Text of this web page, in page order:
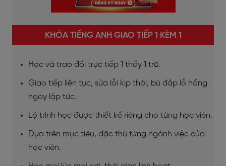
KHÓA TIẾNG ANH GIAO TIẾP 1 KÈM 1
Học và trao đổi trực tiếp 1 thầy 1 trò.
Giao tiếp liên tục, sửa lỗi kịp thời, bù đắp lỗ hổng
ngay lập tức.
Lộ trình học được thiết kế riêng cho từng học viên.
Dựa trên mục tiêu, đặc thù từng ngành việc của
học viên.